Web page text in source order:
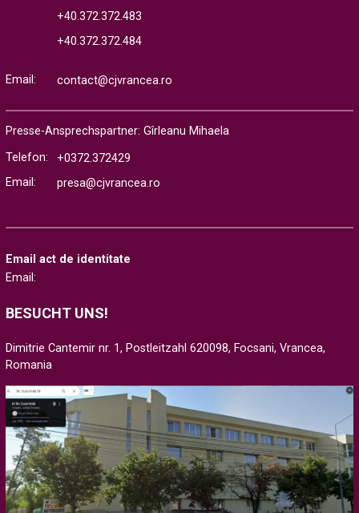
+40.372.372.483
+40.372.372.484
Email: contact@cjvrancea.ro
Presse-Ansprechspartner: Gîrleanu Mihaela
Telefon:
+0372.372429
Email:
presa@cjvrancea.ro
Email act de identitate
Email:
BESUCHT UNS!
Dimitrie Cantemir nr. 1, Postleitzahl 620098, Focsani, Vrancea,
Romania